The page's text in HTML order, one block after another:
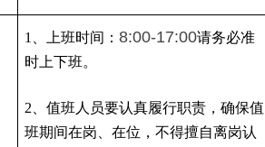
1、上班时间：8:00-17:00请务必准
时上下班。
2、值班人员要认真履行职责，确保值
班期间在岗、在位，不得擅自离岗认